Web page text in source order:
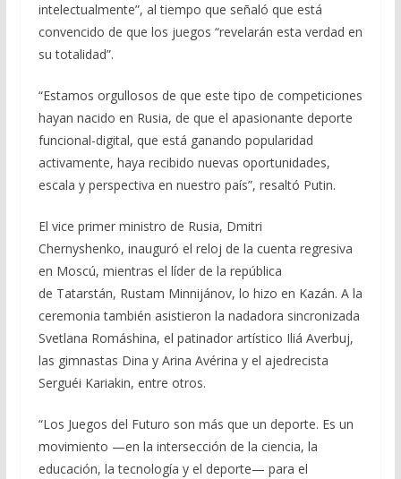
intelectualmente”, al tiempo que señaló que está
convencido de que los juegos “revelarán esta verdad en
su totalidad”.
“Estamos orgullosos de que este tipo de competiciones
hayan nacido en Rusia, de que el apasionante deporte
funcional-digital, que está ganando popularidad
activamente, haya recibido nuevas oportunidades,
escala y perspectiva en nuestro país”, resaltó Putin.
El vice primer ministro de Rusia, Dmitri
Chernyshenko, inauguró el reloj de la cuenta regresiva
en Moscú, mientras el líder de la república
de Tatarstán, Rustam Minnijánov, lo hizo en Kazán. A la
ceremonia también asistieron la nadadora sincronizada
Svetlana Romáshina, el patinador artístico Iliá Averbuj,
las gimnastas Dina y Arina Avérina y el ajedrecista
Serguéi Kariakin, entre otros.
“Los Juegos del Futuro son más que un deporte. Es un
movimiento —en la intersección de la ciencia, la
educación, la tecnología y el deporte— para el